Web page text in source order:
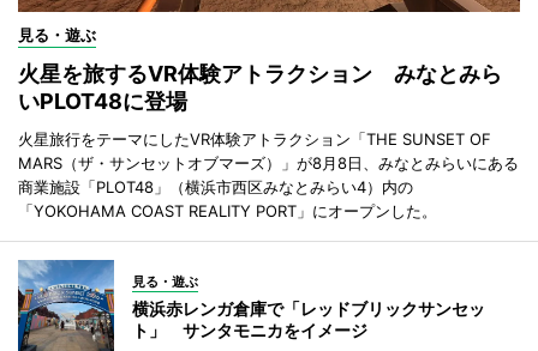
見る・遊ぶ
火星を旅するVR体験アトラクション みなとみら
いPLOT48に登場
火星旅行をテーマにしたVR体験アトラクション「THE SUNSET OF
MARS（ザ・サンセットオブマーズ）」が8月8日、みなとみらいにある
商業施設「PLOT48」（横浜市西区みなとみらい4）内の
「YOKOHAMA COAST REALITY PORT」にオープンした。
見る・遊ぶ
横浜赤レンガ倉庫で「レッドブリックサンセッ
ト」 サンタモニカをイメージ